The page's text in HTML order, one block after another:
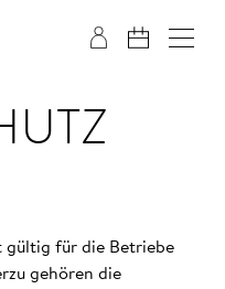
gültig für die Betriebe
gehören die